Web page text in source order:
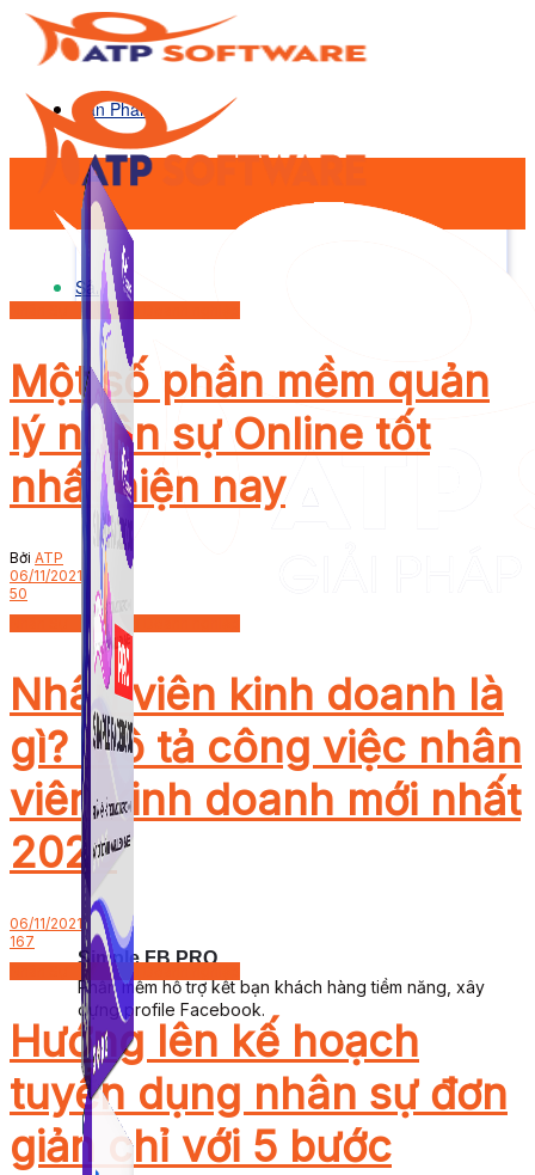
Sản Phẩm
Simple FB PRO
Phần mềm hỗ trợ kết bạn khách hàng tiềm năng, xây
dựng profile Facebook.
Sản Phẩm
Nhân Sự - Quản Trị Doanh nghiệp
Một số phần mềm quản
lý nhân sự Online tốt
nhất hiện nay
Bởi ATP
06/11/2021
50
Nhân Sự - Quản Trị Doanh nghiệp
Nhân viên kinh doanh là
gì? Mô tả công việc nhân
viên kinh doanh mới nhất
2020
06/11/2021
167
Nhân Sự - Quản Trị Doanh nghiệp
Hướng lên kế hoạch
tuyển dụng nhân sự đơn
giản chỉ với 5 bước